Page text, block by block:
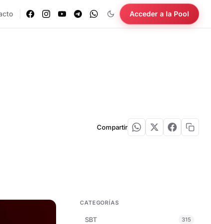
Acceder a la Pool
Compartir
CATEGORÍAS
SBT 315